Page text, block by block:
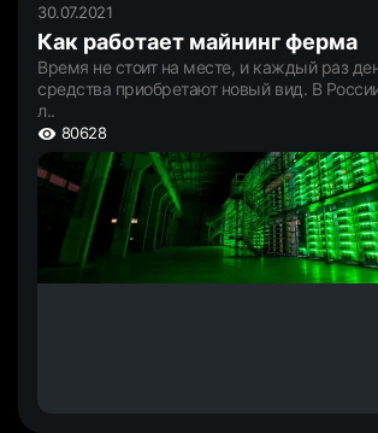
30.07.2021
Как работает майнинг ферма
Время не стоит на месте, и каждый раз
средства приобретают новый вид. В
л..
80628